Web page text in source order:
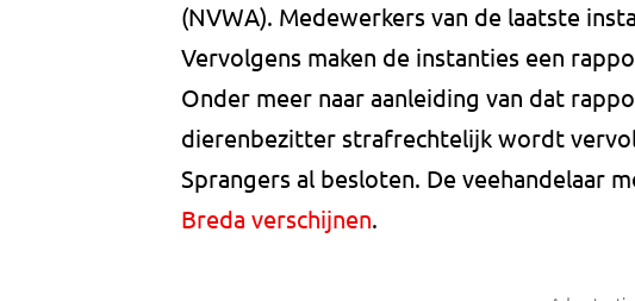
(NVWA). Medewerkers van de laatste
Vervolgens maken de instanties een
Onder meer naar aanleiding van dat
dierenbezitter strafrechtelijk wordt
Sprangers al besloten. De veehandelaar
Breda verschijnen.